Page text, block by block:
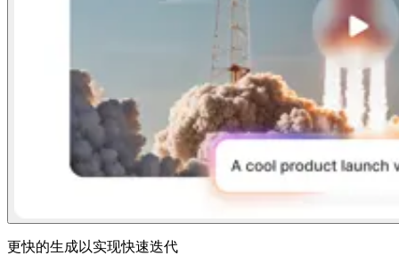
更快的生成以实现快速迭代